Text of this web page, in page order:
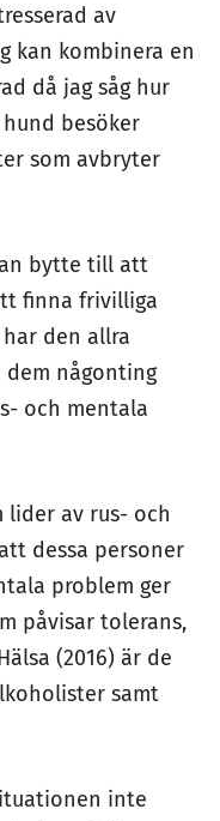
av
kan kombinera en
då jag såg hur
besöker
som avbryter
bytte till att
finna frivilliga
den allra
dem någonting
och mentala
lider av rus- och
dessa personer
problem ger
påvisar tolerans,
(2016) är de
samt
inte